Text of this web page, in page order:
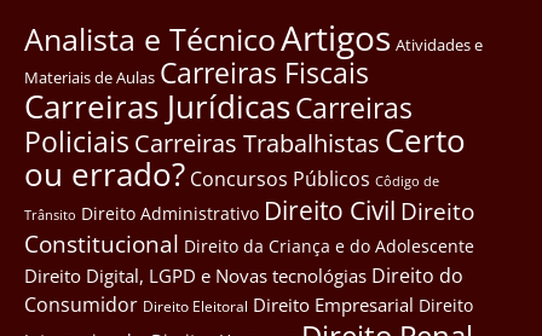
Analista e TécnicoArtigos Atividades e
Materiais de Aulas Carreiras Fiscais
Carreiras JurídicasCarreiras
Policiais Carreiras Trabalhistas Certo
ou errado? Concursos Públicos Côdigo de
Trânsito Direito Administrativo Direito Civil Direito
Constitucional Direito da Criança e do Adolescente
Direito Digital, LGPD e Novas tecnológias Direito do
Consumidor Direito Eleitoral Direito Empresarial Direito